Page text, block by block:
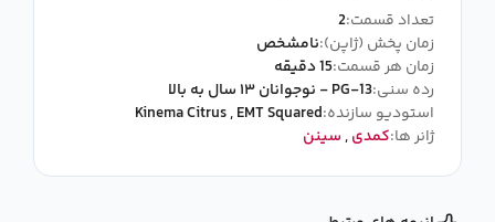
تعداد قسمت:2
زمان پخش (ژاپن):نامشخص
زمان هر قسمت:15 دقیقه
رده سنی:PG-13 - نوجوانان ۱۳ سال به بالا
استودیو سازنده:
Kinema Citrus,EMT Squared
ژانر ها:کمدی,سینن